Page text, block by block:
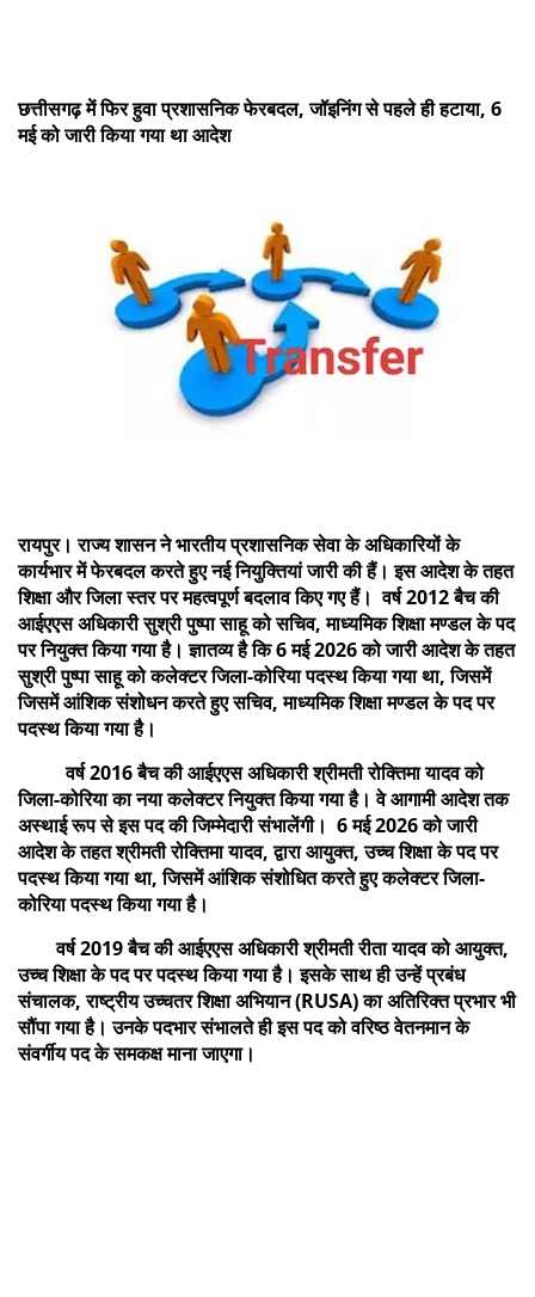
छत्तीसगढ़ में फिर हुवा प्रशासनिक फेरबदल, जॉइनिंग से पहले ही हटाया, 6
मई को जारी किया गया था आदेश
रायपुर। राज्य शासन ने भारतीय प्रशासनिक सेवा के अधिकारियों के
कार्यभार में फेरबदल करते हुए नई नियुक्तियां जारी की हैं। इस आदेश के तहत
शिक्षा और जिला स्तर पर महत्वपूर्ण बदलाव किए गए हैं। वर्ष 2012 बैच की
आईएएस अधिकारी सुश्री पुष्पा साहू को सचिव, माध्यमिक शिक्षा मण्डल के पद
पर नियुक्त किया गया है। ज्ञातव्य है कि 6 मई 2026 को जारी आदेश के तहत
सुश्री पुष्पा साहू को कलेक्टर जिला-कोरिया पदस्थ किया गया था, जिसमें
जिसमें आंशिक संशोधन करते हुए सचिव, माध्यमिक शिक्षा मण्डल के पद पर
पदस्थ किया गया है।
वर्ष 2016 बैच की आईएएस अधिकारी श्रीमती रोक्तिमा यादव को
जिला-कोरिया का नया कलेक्टर नियुक्त किया गया है। वे आगामी आदेश तक
अस्थाई रूप से इस पद की जिम्मेदारी संभालेंगी। 6 मई 2026 को जारी
आदेश के तहत श्रीमती रोक्तिमा यादव, द्वारा आयुक्त, उच्च शिक्षा के पद पर
पदस्थ किया गया था, जिसमें आंशिक संशोधित करते हुए कलेक्टर जिला-
कोरिया पदस्थ किया गया है।
वर्ष 2019 बैच की आईएएस अधिकारी श्रीमती रीता यादव को आयुक्त,
उच्च शिक्षा के पद पर पदस्थ किया गया है। इसके साथ ही उन्हें प्रबंध
संचालक, राष्ट्रीय उच्चतर शिक्षा अभियान (RUSA) का अतिरिक्त प्रभार भी
सौंपा गया है। उनके पदभार संभालते ही इस पद को वरिष्ठ वेतनमान के
संवर्गीय पद के समकक्ष माना जाएगा।